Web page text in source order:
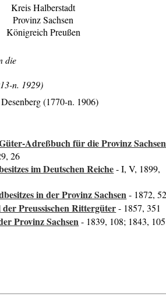
Kreis Halberstadt
Provinz Sachsen
Königreich Preußen
die
n. 1929)
(1770-n. 1906)
Adreßbuch für die Provinz Sachsen
26
im Deutschen Reiche- I, V, 1899,
in der Provinz Sachsen- 1872,
Preussischen Rittergüter- 1857, 351
Provinz Sachsen- 1839, 108; 1843,